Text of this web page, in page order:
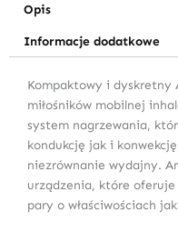
Opis
Informacje dodatkowe
Kompaktowy i dyskretny
miłośników mobilnej
system nagrzewania,
kondukcję jak i
niezrównanie wydajny.
urządzenia, które oferuje
pary o właściwościach